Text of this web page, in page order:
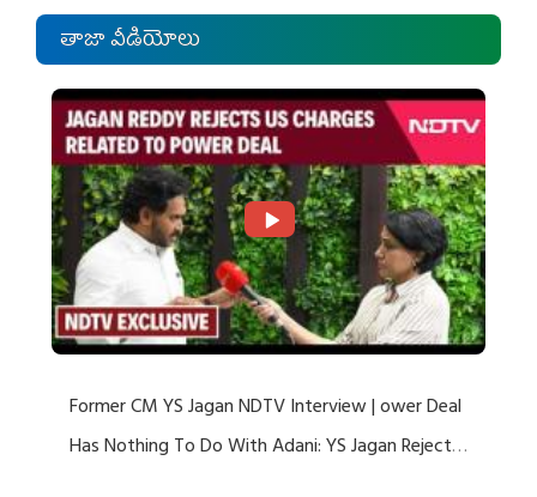
తాజా వీడియోలు
Former CM YS Jagan NDTV Interview | ower Deal
Has Nothing To Do With Adani: YS Jagan Rejects